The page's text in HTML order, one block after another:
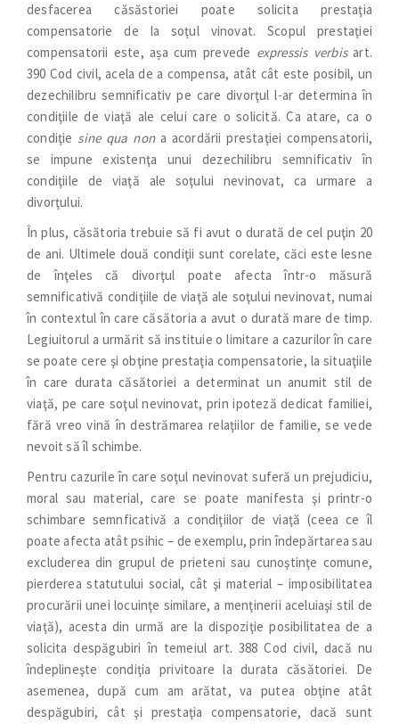
desfacerea căsăstoriei poate solicita prestaţia
compensatorie de la soţul vinovat. Scopul prestaţiei
compensatorii este, așa cum prevede expressis verbisart.
390 Cod civil, acela de a compensa, atât cât este posibil, un
dezechilibru semnificativ pe care divorţul l-ar determina în
condiţiile de viaţă ale celui care o solicită. Ca atare, ca o
condiţie sine qua nona acordării prestaţiei compensatorii,
se impune existenţa unui dezechilibru semnificativ în
condiţiile de viaţă ale soţului nevinovat, ca urmare a
divorţului.
În plus, căsătoria trebuie să fi avut o durată de cel puţin 20
de ani. Ultimele două condiţii sunt corelate, căci este lesne
de înţeles că divorţul poate afecta într-o măsură
semnificativă condiţiile de viaţă ale soţului nevinovat, numai
în contextul în care căsătoria a avut o durată mare de timp.
Legiuitorul a urmărit să instituie o limitare a cazurilor în care
se poate cere şi obţine prestaţia compensatorie, la situaţiile
în care durata căsătoriei a determinat un anumit stil de
viaţă, pe care soţul nevinovat, prin ipoteză dedicat familiei,
fără vreo vină în destrămarea relaţiilor de familie, se vede
nevoit să îl schimbe.
Pentru cazurile în care soţul nevinovat suferă un prejudiciu,
moral sau material, care se poate manifesta şi printr-o
schimbare semnficativă a condiţiilor de viaţă (ceea ce îl
poate afecta atât psihic – de exemplu, prin îndepărtarea sau
excluderea din grupul de prieteni sau cunoştinţe comune,
pierderea statutului social, cât şi material – imposibilitatea
procurării unei locuinţe similare, a menţinerii aceluiaşi stil de
viaţă), acesta din urmă are la dispoziţie posibilitatea de a
solicita despăgubiri în temeiul art. 388 Cod civil, dacă nu
îndeplineşte condiţia privitoare la durata căsătoriei. De
asemenea, după cum am arătat, va putea obţine atât
despăgubiri, cât şi prestaţia compensatorie, dacă sunt